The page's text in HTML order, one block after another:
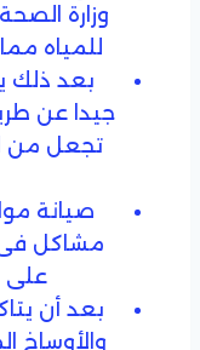
وزارة
للمياه
بعد ذلك
جيدا عن
تجعل من
صيانة
مشاكل فى
على
بعد أن
والأوساخ